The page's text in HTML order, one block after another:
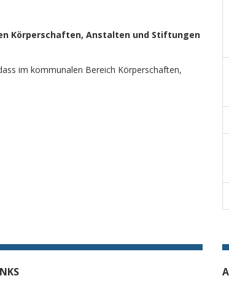
Körperschaften, Anstalten und Stiftungen
im kommunalen Bereich Körperschaften,